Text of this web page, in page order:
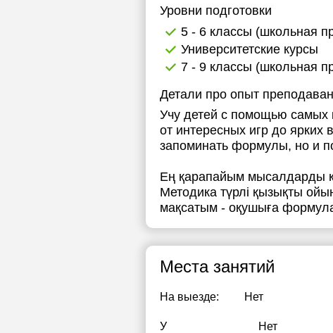
Уровни подготовки
5 - 6 классы (школьная
Университетские курсы
7 - 9 классы (школьная
Детали про опыт
Учу детей с помощью самых
от интересных игр до ярких
запоминать формулы, но и
Ең қарапайым мысалдарды
Методика түрлі қызықты
мақсатым - оқушыға
Места занятий
На выезде: Нет
У
Нет